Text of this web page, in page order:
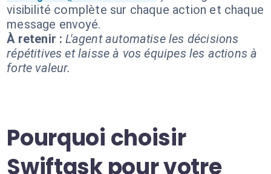
visibilité complète sur chaque action et chaque
message envoyé.
À retenir : L'agent automatise les décisions
répétitives et laisse à vos équipes les actions à
forte valeur.
Pourquoi choisir
Swiftask pour votre